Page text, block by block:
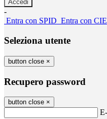
-
Entra con SPID Entra con CIE
Seleziona utente
button close ×
Recupero password
button close ×